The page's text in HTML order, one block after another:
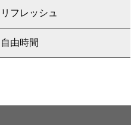
リフレッシュ
自由時間